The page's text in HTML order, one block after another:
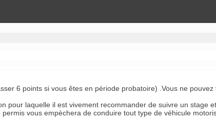
6 points si vous êtes en période probatoire) .Vous ne pouvez
pour laquelle il est vivement recommander de suivre un stage
vous empèchera de conduire tout type de véhicule